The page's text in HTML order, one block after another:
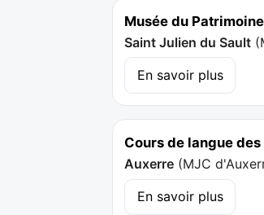
Musée du
Saint Julien du Sault (
En savoir plus
Cours de langue
Auxerre (MJC
En savoir plus